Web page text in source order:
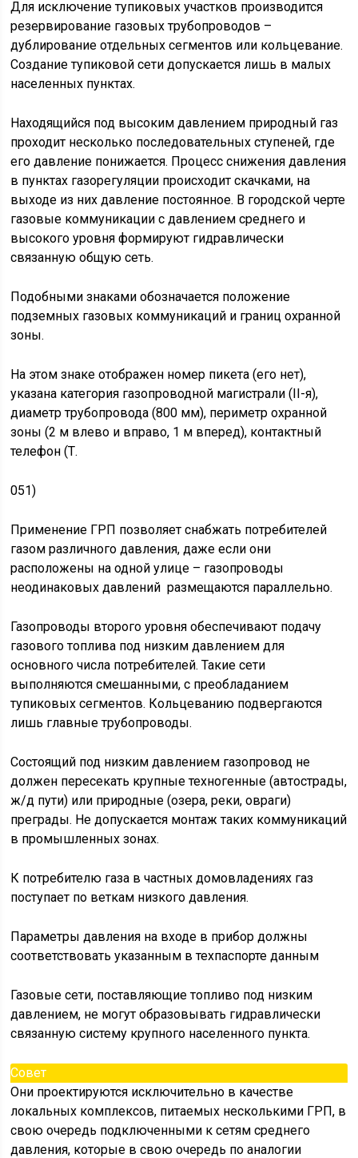
Для исключение тупиковых участков производится
резервирование газовых трубопроводов –
дублирование отдельных сегментов или кольцевание.
Создание тупиковой сети допускается лишь в малых
населенных пунктах.
Находящийся под высоким давлением природный газ
проходит несколько последовательных ступеней, где
его давление понижается. Процесс снижения давления
в пунктах газорегуляции происходит скачками, на
выходе из них давление постоянное. В городской черте
газовые коммуникации с давлением среднего и
высокого уровня формируют гидравлически
связанную общую сеть.
Подобными знаками обозначается положение
подземных газовых коммуникаций и границ охранной
зоны.
На этом знаке отображен номер пикета (его нет),
указана категория газопроводной магистрали (II-я),
диаметр трубопровода (800 мм), периметр охранной
зоны (2 м влево и вправо, 1 м вперед), контактный
телефон (Т.
051)
Применение ГРП позволяет снабжать потребителей
газом различного давления, даже если они
расположены на одной улице – газопроводы
неодинаковых давлений размещаются параллельно.
Газопроводы второго уровня обеспечивают подачу
газового топлива под низким давлением для
основного числа потребителей. Такие сети
выполняются смешанными, с преобладанием
тупиковых сегментов. Кольцеванию подвергаются
лишь главные трубопроводы.
Состоящий под низким давлением газопровод не
должен пересекать крупные техногенные (автострады,
ж/д пути) или природные (озера, реки, овраги)
преграды. Не допускается монтаж таких коммуникаций
в промышленных зонах.
К потребителю газа в частных домовладениях газ
поступает по веткам низкого давления.
Параметры давления на входе в прибор должны
соответствовать указанным в техпаспорте данным
Газовые сети, поставляющие топливо под низким
давлением, не могут образовывать гидравлически
связанную систему крупного населенного пункта.
Совет
Они проектируются исключительно в качестве
локальных комплексов, питаемых несколькими ГРП, в
свою очередь подключенными к сетям среднего
давления, которые в свою очередь по аналогии